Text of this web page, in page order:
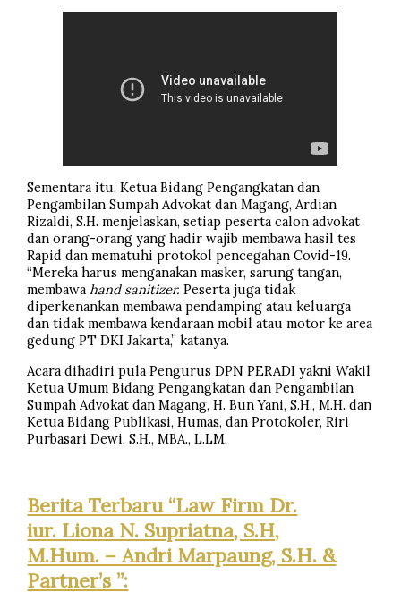
Sementara itu, Ketua Bidang Pengangkatan dan
Pengambilan Sumpah Advokat dan Magang, Ardian
Rizaldi, S.H. menjelaskan, setiap peserta calon advokat
dan orang-orang yang hadir wajib membawa hasil tes
Rapid dan mematuhi protokol pencegahan Covid-19.
“Mereka harus menganakan masker, sarung tangan,
membawahand sanitizer.Peserta juga tidak
diperkenankan membawa pendamping atau keluarga
dan tidak membawa kendaraan mobil atau motor ke area
gedung PT DKI Jakarta,” katanya.
Acara dihadiri pula Pengurus DPN PERADI yakni Wakil
Ketua Umum Bidang Pengangkatan dan Pengambilan
Sumpah Advokat dan Magang, H. Bun Yani, S.H., M.H. dan
Ketua Bidang Publikasi, Humas, dan Protokoler, Riri
Purbasari Dewi, S.H., MBA., L.LM.
Berita Terbaru “Law Firm Dr.
iur. Liona N. Supriatna, S.H,
M.Hum. – Andri Marpaung, S.H. &
Partner’s ”: